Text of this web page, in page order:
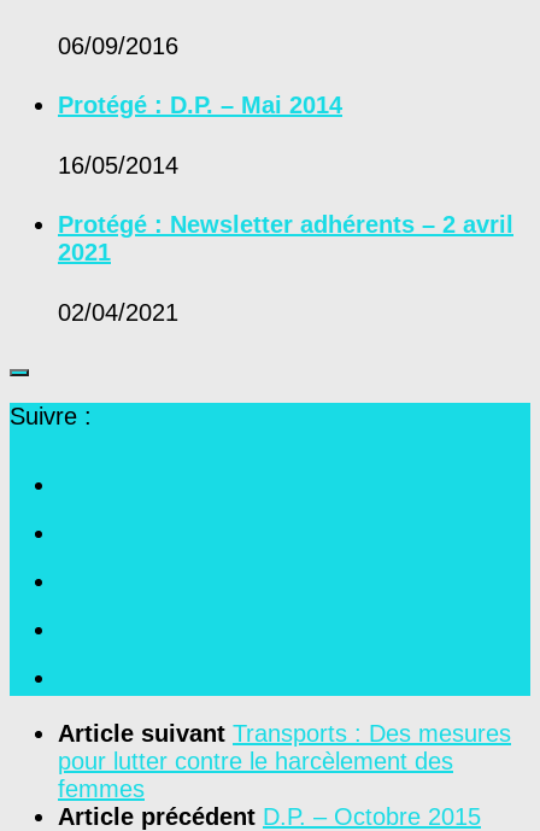
06/09/2016
Protégé : D.P. – Mai 2014
16/05/2014
Protégé : Newsletter adhérents – 2 avril
2021
02/04/2021
Suivre :
Article suivant Transports : Des mesures
pour lutter contre le harcèlement des
femmes
Article précédent D.P. – Octobre 2015